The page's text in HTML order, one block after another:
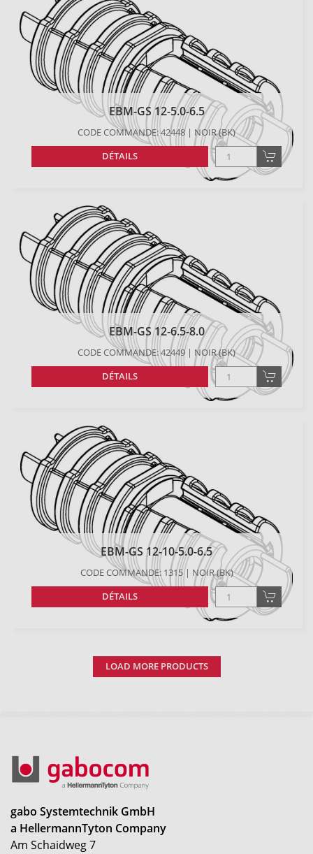
EBM-GS 12-5.0-6.5
CODE COMMANDE: 42448 | NOIR (BK)
DÉTAILS
EBM-GS 12-6.5-8.0
CODE COMMANDE: 42449 | NOIR (BK)
DÉTAILS
EBM-GS 12-10-5.0-6.5
CODE COMMANDE: 1315 | NOIR (BK)
DÉTAILS
LOAD MORE PRODUCTS
gabo Systemtechnik GmbH
a HellermannTyton Company
Am Schaidweg 7